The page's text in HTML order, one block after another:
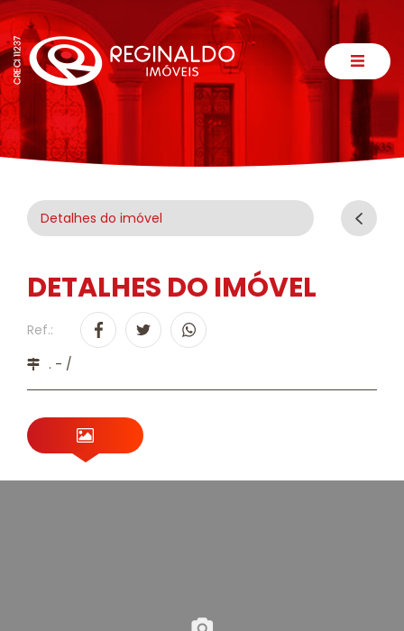
Detalhes do imóvel
DETALHES DO IMÓVEL
Ref.:
. - /